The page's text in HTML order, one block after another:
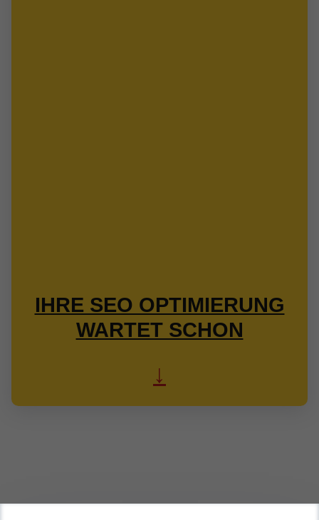
IHRE SEO OPTIMIERUNG
WARTET SCHON
↓